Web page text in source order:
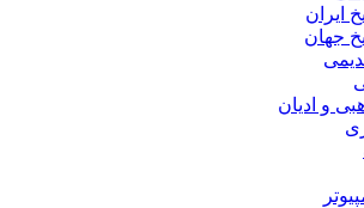
ایران
جهان
و ادیان